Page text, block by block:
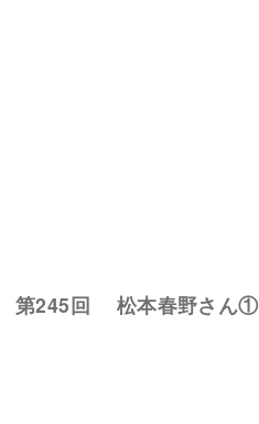
第245回 松本春野さん①